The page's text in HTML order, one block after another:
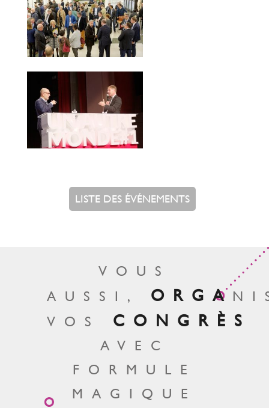
LISTE DES ÉVÉNEMENTS
VOUS
AUSSI, ORGA
VOS CONGRÈS
AVEC
FORMULE
MAGIQUE